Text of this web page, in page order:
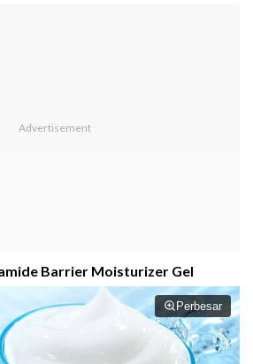
Barrier Moisturizer Gel
Perbesar